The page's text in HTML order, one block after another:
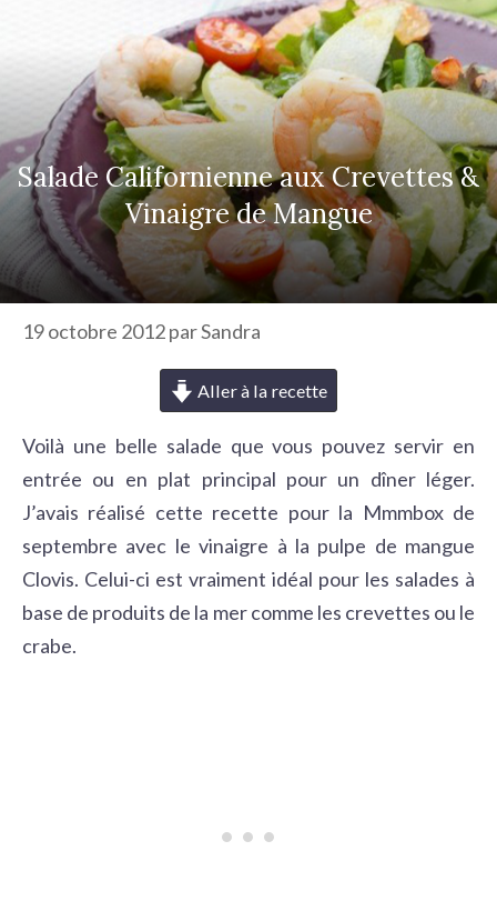
r
Salade Californienne aux Crevettes &
Vinaigre de Mangue
19 octobre 2012parSandra
Aller à la recette
Voilà une belle salade que vous pouvez servir en
entrée ou en plat principal pour un dîner léger.
J’avais réalisé cette recette pour la Mmmbox de
septembre avec le vinaigre à la pulpe de mangue
Clovis. Celui-ci est vraiment idéal pour les salades à
base de produits de la mer comme les crevettes ou le
crabe.